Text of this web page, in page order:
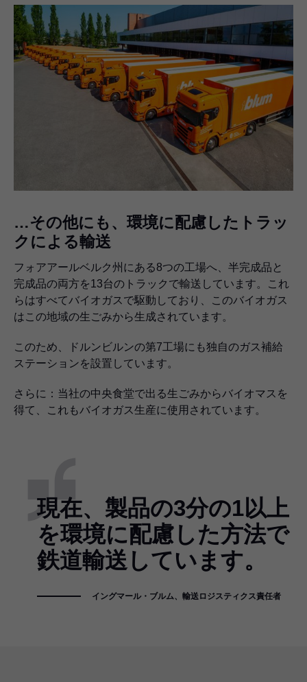
…その他にも、環境に配慮したトラッ
クによる輸送
フォアアールベルク州にある8つの工場へ、半完成品と
完成品の両方を13台のトラックで輸送しています。これ
らはすべてバイオガスで駆動しており、このバイオガス
はこの地域の生ごみから生成されています。
このため、ドルンビルンの第7工場にも独自のガス補給
ステーションを設置しています。
さらに：当社の中央食堂で出る生ごみからバイオマスを
得て、これもバイオガス生産に使用されています。
現在、製品の3分の1以上
を環境に配慮した方法で
鉄道輸送しています。
イングマール・ブルム、輸送ロジスティクス責任者